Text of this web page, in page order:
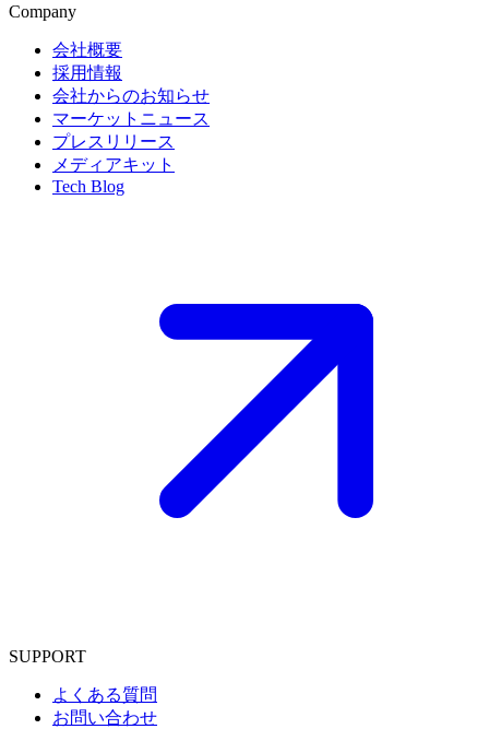
Company
会社概要
採用情報
会社からのお知らせ
マーケットニュース
プレスリリース
メディアキット
Tech Blog
SUPPORT
よくある質問
お問い合わせ